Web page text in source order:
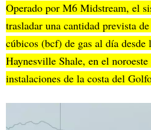
Operado por M6 Midstream, el
trasladar una cantidad prevista
cúbicos (bcf) de gas al día
Haynesville Shale, en el
instalaciones de la costa del